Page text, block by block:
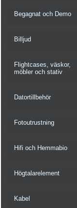
Begagnat och Demo
Billjud
Flightcases, väskor,
möbler och stativ
Datortillbehör
Fotoutrustning
Hifi och Hemmabio
Högtalarelement
Kabel